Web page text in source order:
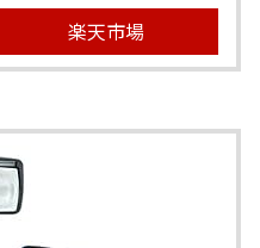
楽天市場